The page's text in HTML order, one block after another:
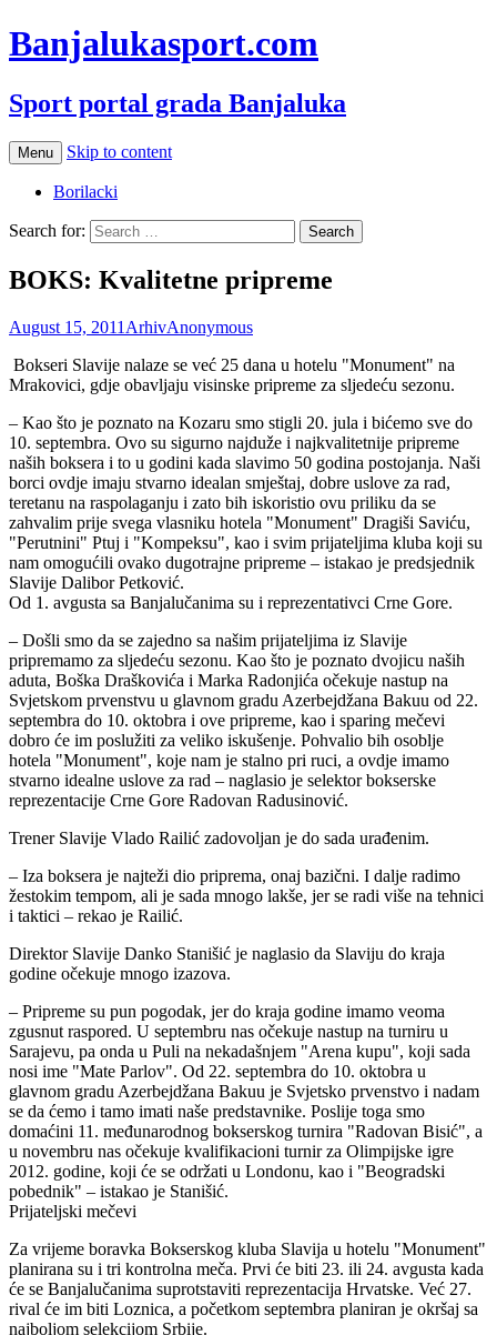
Banjalukasport.com
Sport portal grada Banjaluka
Menu Skip to content
Borilacki
Search for:
BOKS: Kvalitetne pripreme
August 15, 2011 ArhivAnonymous
Bokseri Slavije nalaze se već 25 dana u hotelu "Monument" na
Mrakovici, gdje obavljaju visinske pripreme za sljedeću sezonu.
– Kao što je poznato na Kozaru smo stigli 20. jula i bićemo sve do
10. septembra. Ovo su sigurno najduže i najkvalitetnije pripreme
naših boksera i to u godini kada slavimo 50 godina postojanja. Naši
borci ovdje imaju stvarno idealan smještaj, dobre uslove za rad,
teretanu na raspolaganju i zato bih iskoristio ovu priliku da se
zahvalim prije svega vlasniku hotela "Monument" Dragiši Saviću,
"Perutnini" Ptuj i "Kompeksu", kao i svim prijateljima kluba koji su
nam omogućili ovako dugotrajne pripreme – istakao je predsjednik
Slavije Dalibor Petković.
Od 1. avgusta sa Banjalučanima su i reprezentativci Crne Gore.
– Došli smo da se zajedno sa našim prijateljima iz Slavije
pripremamo za sljedeću sezonu. Kao što je poznato dvojicu naših
aduta, Boška Draškovića i Marka Radonjića očekuje nastup na
Svjetskom prvenstvu u glavnom gradu Azerbejdžana Bakuu od 22.
septembra do 10. oktobra i ove pripreme, kao i sparing mečevi
dobro će im poslužiti za veliko iskušenje. Pohvalio bih osoblje
hotela "Monument", koje nam je stalno pri ruci, a ovdje imamo
stvarno idealne uslove za rad – naglasio je selektor bokserske
reprezentacije Crne Gore Radovan Radusinović.
Trener Slavije Vlado Railić zadovoljan je do sada urađenim.
– Iza boksera je najteži dio priprema, onaj bazični. I dalje radimo
žestokim tempom, ali je sada mnogo lakše, jer se radi više na tehnici
i taktici – rekao je Railić.
Direktor Slavije Danko Stanišić je naglasio da Slaviju do kraja
godine očekuje mnogo izazova.
– Pripreme su pun pogodak, jer do kraja godine imamo veoma
zgusnut raspored. U septembru nas očekuje nastup na turniru u
Sarajevu, pa onda u Puli na nekadašnjem "Arena kupu", koji sada
nosi ime "Mate Parlov". Od 22. septembra do 10. oktobra u
glavnom gradu Azerbejdžana Bakuu je Svjetsko prvenstvo i nadam
se da ćemo i tamo imati naše predstavnike. Poslije toga smo
domaćini 11. međunarodnog bokserskog turnira "Radovan Bisić", a
u novembru nas očekuje kvalifikacioni turnir za Olimpijske igre
2012. godine, koji će se održati u Londonu, kao i "Beogradski
pobednik" – istakao je Stanišić.
Prijateljski mečevi
Za vrijeme boravka Bokserskog kluba Slavija u hotelu "Monument"
planirana su i tri kontrolna meča. Prvi će biti 23. ili 24. avgusta kada
će se Banjalučanima suprotstaviti reprezentacija Hrvatske. Već 27.
rival će im biti Loznica, a početkom septembra planiran je okršaj sa
najboljom selekcijom Srbije.